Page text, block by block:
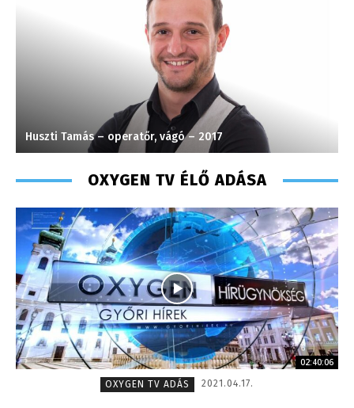
Huszti Tamás – operatőr, vágó – 2017
OXYGEN TV ÉLŐ ADÁSA
02:40:06
OXYGEN TV ADÁS
2021.04.17.